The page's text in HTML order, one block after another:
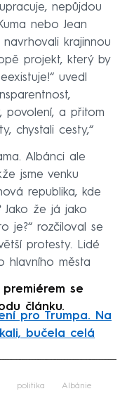
nepůjdou
nebo Jean
krajinnou
projekt, který by
uvedl
povolení, a přitom
chystali cesty,“
Albánci ale
jsme venku
republika, kde
Jako že já jako
je?“ rozčiloval se
protesty. Lidé
hlavního města
se
článku.
pro Trumpa. Na
bučela celá
politika Albánie